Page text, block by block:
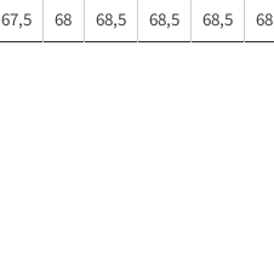
67,5 68 68,5 68,5 68,5